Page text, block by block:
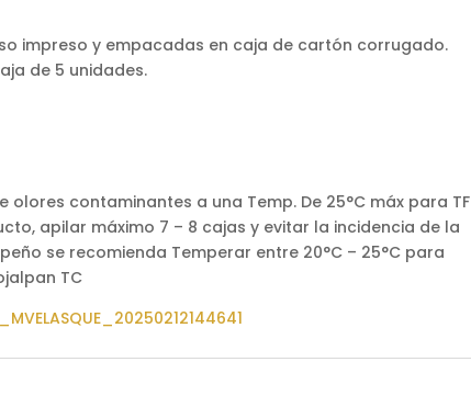
impreso y empacadas en caja de cartón corrugado.
de 5 unidades.
contaminantes a una Temp. De 25°C máx para TF
apilar máximo 7 – 8 cajas y evitar la incidencia de la
se recomienda Temperar entre 20°C – 25°C para
TC